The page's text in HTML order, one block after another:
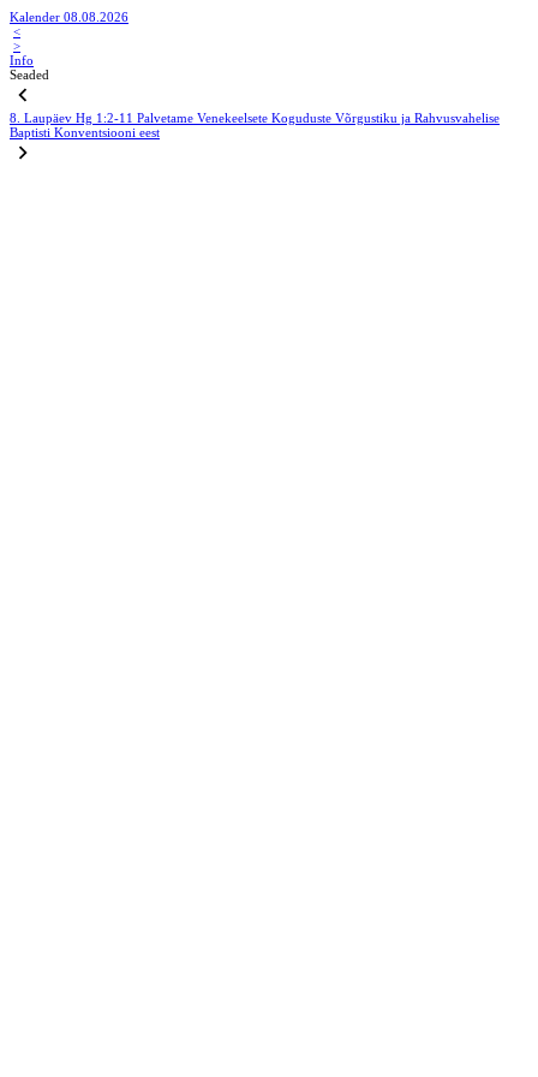
Kalender 08.08.2026
<
>
Info
Seaded
8. Laupäev Hg 1:2-11 Palvetame Venekeelsete Koguduste Võrgustiku ja Rahvusvahelise
Baptisti Konventsiooni eest